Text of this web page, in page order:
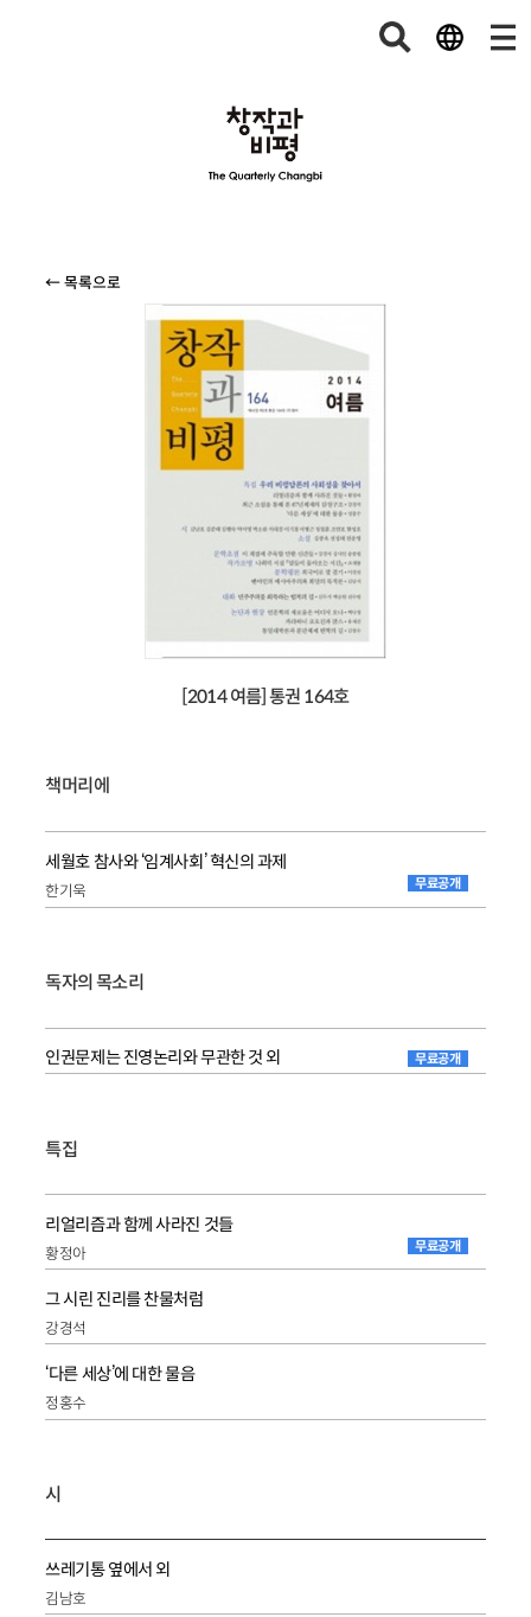
← 목록으로
[2014 여름] 통권 164호
책머리에
세월호 참사와 ‘임계사회’ 혁신의 과제
한기욱 무료공개
독자의 목소리
인권문제는 진영논리와 무관한 것 외 무료공개
특집
리얼리즘과 함께 사라진 것들
황정아 무료공개
그 시린 진리를 찬물처럼
강경석
‘다른 세상’에 대한 물음
정홍수
시
쓰레기통 옆에서 외
김남호